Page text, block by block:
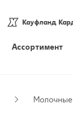
Ассортимент
PARKSIDE
Кауфланд
Молочные